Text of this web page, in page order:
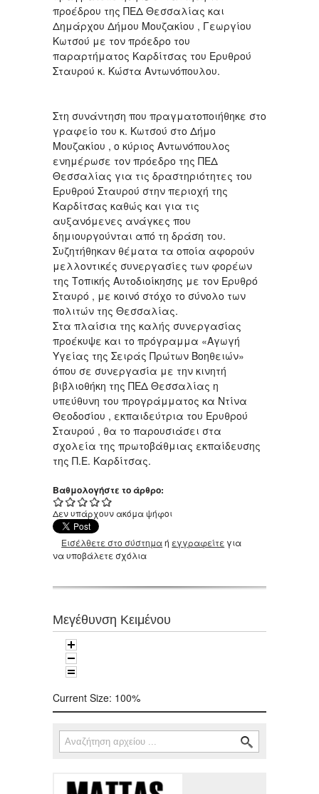
προέδρου της ΠΕΔ Θεσσαλίας και
Δημάρχου Δήμου Μουζακίου , Γεωργίου
Κωτσού με τον πρόεδρο του
παραρτήματος Καρδίτσας του Ερυθρού
Σταυρού κ. Κώστα Αντωνόπουλου.
Στη συνάντηση που πραγματοποιήθηκε στο
γραφείο του κ. Κωτσού στο Δήμο
Μουζακίου , ο κύριος Αντωνόπουλος
ενημέρωσε τον πρόεδρο της ΠΕΔ
Θεσσαλίας για τις δραστηριότητες του
Ερυθρού Σταυρού στην περιοχή της
Καρδίτσας καθώς και για τις
αυξανόμενες ανάγκες που
δημιουργούνται από τη δράση του.
Συζητήθηκαν θέματα τα οποία αφορούν
μελλοντικές συνεργασίες των φορέων
της Τοπικής Αυτοδιοίκησης με τον Ερυθρό
Σταυρό , με κοινό στόχο το σύνολο των
πολιτών της Θεσσαλίας.
Στα πλαίσια της καλής συνεργασίας
προέκυψε και το πρόγραμμα «Αγωγή
Υγείας της Σειράς Πρώτων Βοηθειών»
όπου σε συνεργασία με την κινητή
βιβλιοθήκη της ΠΕΔ Θεσσαλίας η
υπεύθυνη του προγράμματος κα Ντίνα
Θεοδοσίου , εκπαιδεύτρια του Ερυθρού
Σταυρού , θα το παρουσιάσει στα
σχολεία της πρωτοβάθμιας εκπαίδευσης
της Π.Ε. Καρδίτσας.
Βαθμολογήστε το άρθρο:
Δεν υπάρχουν ακόμα ψήφοι
Εισέλθετε στο σύστημαή εγγραφείτε για
να υποβάλετε σχόλια
Μεγέθυνση Κειμένου
Current Size: 100%
Φόρμα αναζήτησης
Αναζήτηση